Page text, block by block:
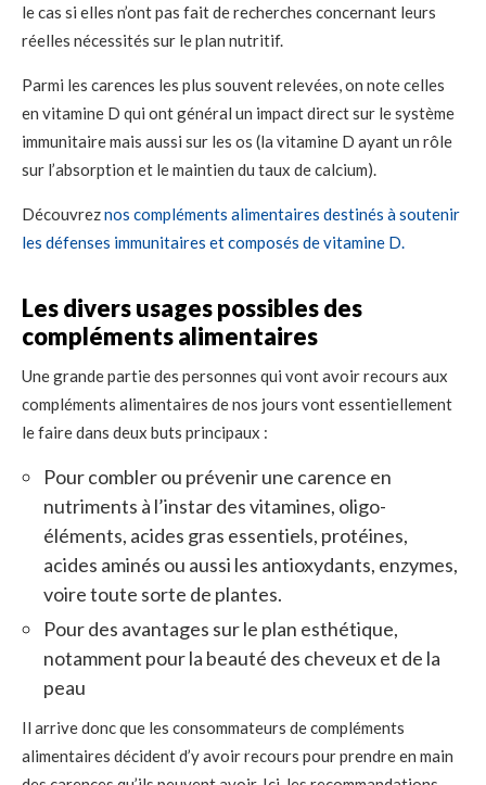
le cas si elles n’ont pas fait de recherches concernant leurs
réelles nécessités sur le plan nutritif.
Parmi les carences les plus souvent relevées, on note celles
en vitamine D qui ont général un impact direct sur le système
immunitaire mais aussi sur les os (la vitamine D ayant un rôle
sur l’absorption et le maintien du taux de calcium).
Découvreznos compléments alimentaires destinés à soutenir
les défenses immunitaires et composés de vitamine D.
Les divers usages possibles des
compléments alimentaires
Une grande partie des personnes qui vont avoir recours aux
compléments alimentaires de nos jours vont essentiellement
le faire dans deux buts principaux :
Pour combler ou prévenir une carence en
nutriments à l’instar des vitamines, oligo-
éléments, acides gras essentiels, protéines,
acides aminés ou aussi les antioxydants, enzymes,
voire toute sorte de plantes.
Pour des avantages sur le plan esthétique,
notamment pour la beauté des cheveux et de la
peau
Il arrive donc que les consommateurs de compléments
alimentaires décident d’y avoir recours pour prendre en main